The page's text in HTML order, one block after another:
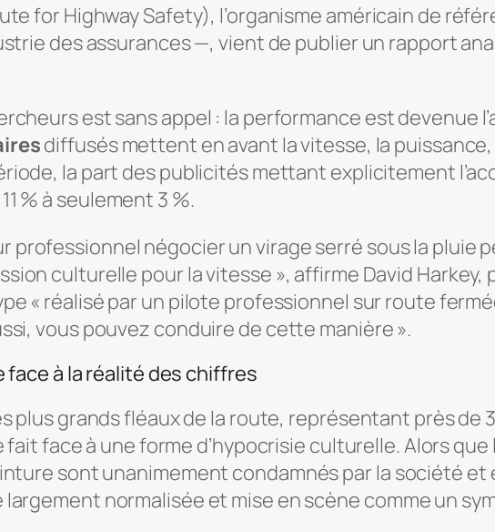
for Highway Safety), l’organisme américain de
des assurances —, vient de publier un rapport
est sans appel : la performance est devenue
diffusés mettent en avant la vitesse, la
la part des publicités mettant explicitement
% à seulement 3 %.
professionnel négocier un virage serré sous la pluie
culturelle pour la vitesse », affirme David Harkey,
« réalisé par un pilote professionnel sur route
vous pouvez conduire de cette manière ».
face à la réalité des chiffres
plus grands fléaux de la route, représentant près
fait face à une forme d’hypocrisie culturelle. Alors
sont unanimement condamnés par la société
normalisée et mise en scène comme un